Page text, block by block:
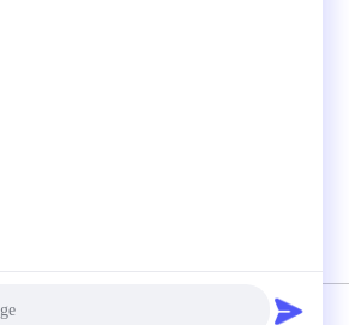
Ltd. - Alle. Alle Rechte vorbehalten.